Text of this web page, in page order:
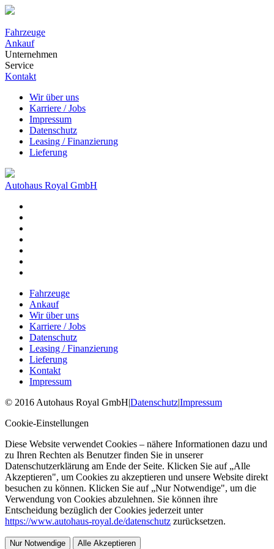
Fahrzeuge
Ankauf
Unternehmen
Service
Kontakt
Wir über uns
Karriere / Jobs
Impressum
Datenschutz
Leasing / Finanzierung
Lieferung
Autohaus Royal GmbH
Fahrzeuge
Ankauf
Wir über uns
Karriere / Jobs
Datenschutz
Leasing / Finanzierung
Lieferung
Kontakt
Impressum
© 2016 Autohaus Royal GmbH|Datenschutz|Impressum
Cookie-Einstellungen
Diese Website verwendet Cookies – nähere Informationen dazu und
zu Ihren Rechten als Benutzer finden Sie in unserer
Datenschutzerklärung am Ende der Seite. Klicken Sie auf „Alle
Akzeptieren", um Cookies zu akzeptieren und unsere Website direkt
besuchen zu können. Klicken Sie auf „Nur Notwendige", um die
Verwendung von Cookies abzulehnen. Sie können ihre
Entscheidung bezüglich der Cookies jederzeit unter
https://www.autohaus-royal.de/datenschutz zurücksetzen.
Nur Notwendige Alle Akzeptieren